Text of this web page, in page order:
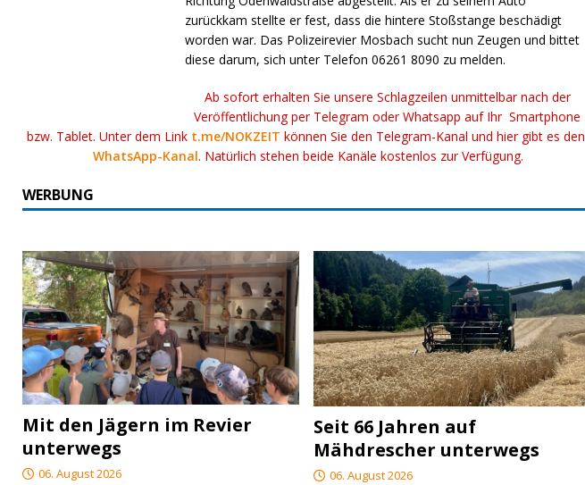
zurückkam stellte er fest, dass die hintere Stoßstange beschädigt
worden war. Das Polizeirevier Mosbach sucht nun Zeugen und bittet
diese darum, sich unter Telefon 06261 8090 zu melden.
Ab sofort erhalten Sie unsere Schlagzeilen unmittelbar nach der
Veröffentlichung per Telegram oder Whatsapp auf Ihr Smartphone
bzw. Tablet. Unter dem Link t.me/NOKZEIT können Sie den Telegram-Kanal und hier gibt es den
WhatsApp-Kanal. Natürlich stehen beide Kanäle kostenlos zur Verfügung.
WERBUNG
Mit den Jägern im Revier
unterwegs
06. August 2026
Seit 66 Jahren auf
Mähdrescher unterwegs
06. August 2026